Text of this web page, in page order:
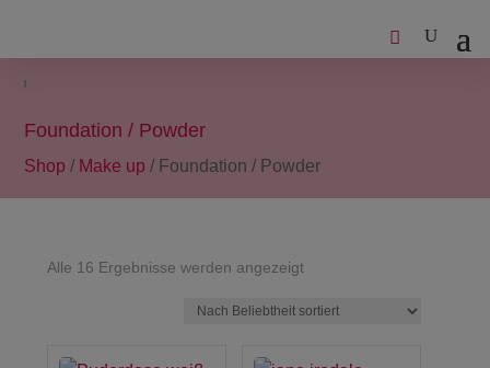
Foundation / Powder
Shop / Make up / Foundation / Powder
Alle 16 Ergebnisse werden angezeigtNach